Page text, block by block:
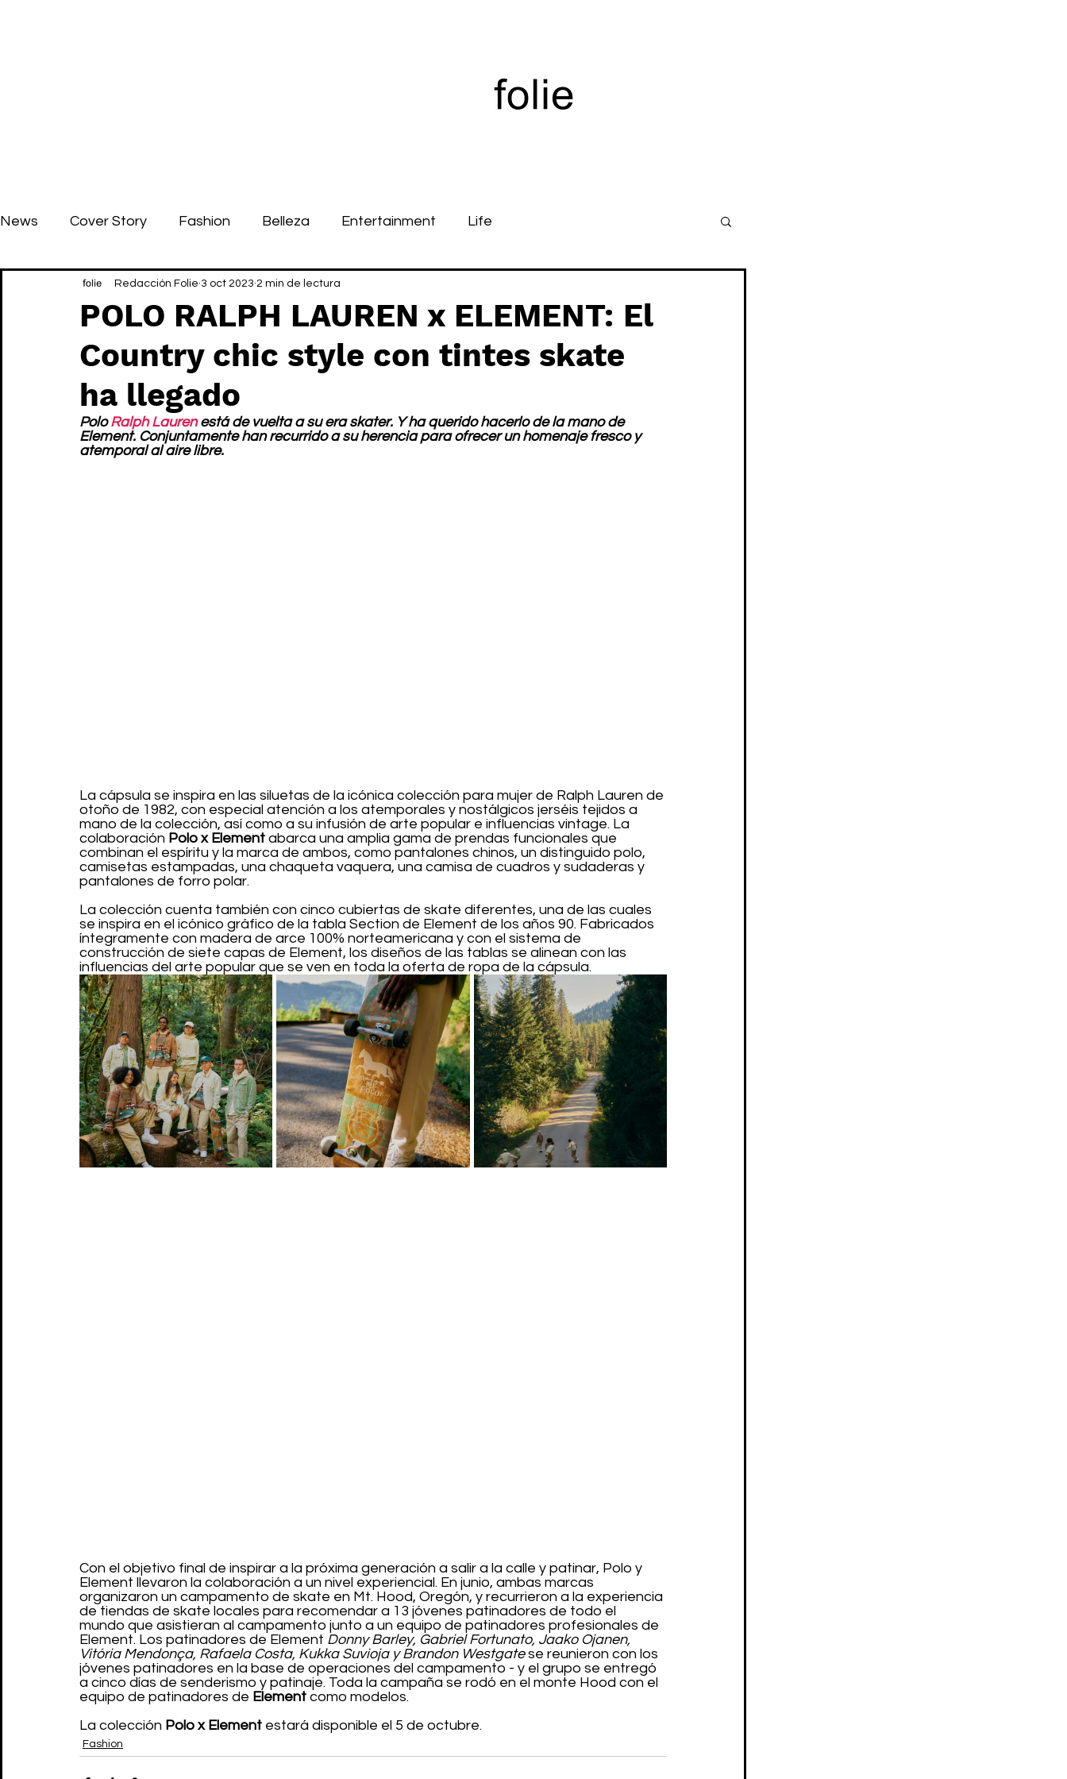
News Cover Story Fashion Belleza Entertainment Life
POLO RALPH LAUREN x ELEMENT: El
Country chic style con tintes skate
ha llegado
Redacción Folie 3 oct 2023 2 min de lectura
Polo Ralph Lauren está de vuelta a su era skater. Y ha querido hacerlo de la mano de
Element. Conjuntamente han recurrido a su herencia para ofrecer un homenaje fresco y
atemporal al aire libre.
La cápsula se inspira en las siluetas de la icónica colección para mujer de Ralph Lauren de
otoño de 1982, con especial atención a los atemporales y nostálgicos jerséis tejidos a
mano de la colección, así como a su infusión de arte popular e influencias vintage. La
colaboración Polo x Element abarca una amplia gama de prendas funcionales que
combinan el espíritu y la marca de ambos, como pantalones chinos, un distinguido polo,
camisetas estampadas, una chaqueta vaquera, una camisa de cuadros y sudaderas y
pantalones de forro polar.
La colección cuenta también con cinco cubiertas de skate diferentes, una de las cuales
se inspira en el icónico gráfico de la tabla Section de Element de los años 90. Fabricados
íntegramente con madera de arce 100% norteamericana y con el sistema de
construcción de siete capas de Element, los diseños de las tablas se alinean con las
influencias del arte popular que se ven en toda la oferta de ropa de la cápsula.
Con el objetivo final de inspirar a la próxima generación a salir a la calle y patinar, Polo y
Element llevaron la colaboración a un nivel experiencial. En junio, ambas marcas
organizaron un campamento de skate en Mt. Hood, Oregón, y recurrieron a la experiencia
de tiendas de skate locales para recomendar a 13 jóvenes patinadores de todo el
mundo que asistieran al campamento junto a un equipo de patinadores profesionales de
Element. Los patinadores de Element Donny Barley, Gabriel Fortunato, Jaako Ojanen,
Vitória Mendonça, Rafaela Costa, Kukka Suvioja y Brandon Westgate se reunieron con los
jóvenes patinadores en la base de operaciones del campamento - y el grupo se entregó
a cinco días de senderismo y patinaje. Toda la campaña se rodó en el monte Hood con el
equipo de patinadores de Element como modelos.
La colección Polo x Element estará disponible el 5 de octubre.
Fashion